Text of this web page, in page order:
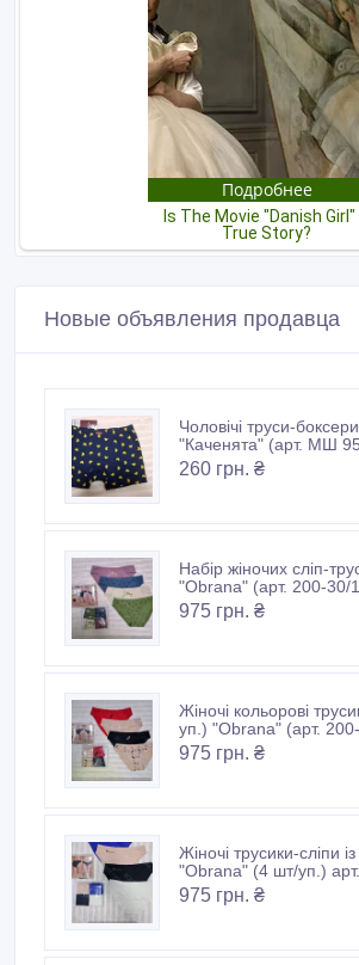
Новые объявления продавца
Чоловічі труси-
"Каченята" (арт. МШ
260 грн. ₴
Набір жіночих сліп-
"Obrana" (арт. 200-30/
975 грн. ₴
Жіночі кольорові
уп.) "Obrana" (арт.
975 грн. ₴
Жіночі трусики-сліпи
"Obrana" (4 шт/уп.)
975 грн. ₴